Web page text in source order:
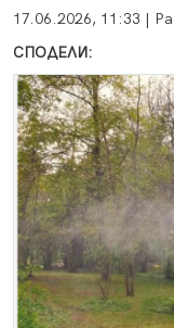
17.06.2026, 11:33 |
СПОДЕЛИ: